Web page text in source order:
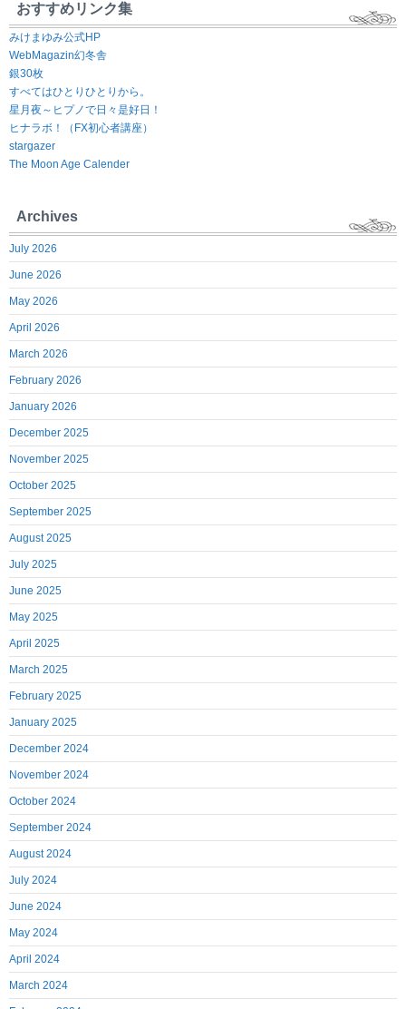
おすすめリンク集
みけまゆみ公式HP
WebMagazin幻冬舎
銀30枚
すべてはひとりひとりから。
星月夜～ヒプノで日々是好日！
ヒナラボ！（FX初心者講座）
stargazer
The Moon Age Calender
Archives
July 2026
June 2026
May 2026
April 2026
March 2026
February 2026
January 2026
December 2025
November 2025
October 2025
September 2025
August 2025
July 2025
June 2025
May 2025
April 2025
March 2025
February 2025
January 2025
December 2024
November 2024
October 2024
September 2024
August 2024
July 2024
June 2024
May 2024
April 2024
March 2024